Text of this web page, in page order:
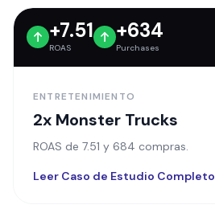
+7.51
ROAS
+634
Purchases
ENTRETENIMIENTO
2x Monster Trucks
ROAS de 7.51 y 684 compras.
Leer Caso de Estudio Completo